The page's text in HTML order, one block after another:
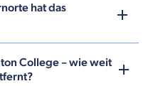
hat das
College – wie weit